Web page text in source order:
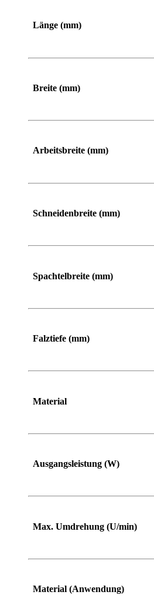
Länge (mm)
Von Bis
Breite (mm)
Von Bis
Arbeitsbreite (mm)
Schneidenbreite (mm)
Spachtelbreite (mm)
Falztiefe (mm)
Material
Ausgangsleistung (W)
Max. Umdrehung (U/min)
Material (Anwendung)